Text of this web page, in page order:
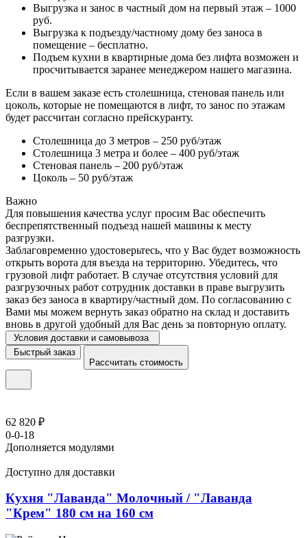
Выгрузка и занос в частный дом на первый этаж – 1000
руб.
Выгрузка к подъезду/частному дому без заноса в
помещение – бесплатно.
Подъем кухни в квартирные дома без лифта возможен и
просчитывается заранее менеджером нашего магазина.
Если в вашем заказе есть столешница, стеновая панель или
цоколь, которые не помещаются в лифт, то занос по этажам
будет рассчитан согласно прейскуранту.
Столешница до 3 метров – 250 руб/этаж
Столешница 3 метра и более – 400 руб/этаж
Стеновая панель – 200 руб/этаж
Цоколь – 50 руб/этаж
Важно
Для повышения качества услуг просим Вас обеспечить
беспрепятственный подъезд нашей машины к месту
разгрузки.
Заблаговременно удостоверьтесь, что у Вас будет возможность
открыть ворота для въезда на территорию. Убедитесь, что
грузовой лифт работает. В случае отсутствия условий для
разгрузочных работ сотрудник доставки в праве выгрузить
заказ без заноса в квартиру/частный дом. По согласованию с
Вами мы можем вернуть заказ обратно на склад и доставить
вновь в другой удобный для Вас день за повторную оплату.
Условия доставки и самовывоза
Быстрый заказ
Рассчитать стоимость
62 820 ₽
0-0-18
Дополняется модулями
Доступно для доставки
Кухня "Лаванда" Молочный / "Лаванда
"Крем" 180 см на 160 см